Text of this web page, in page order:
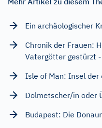
Ein archäologischer
Chronik der Frauen:
Vatergötter gestürzt
Isle of Man: Insel der
Dolmetscher/in oder
Budapest: Die